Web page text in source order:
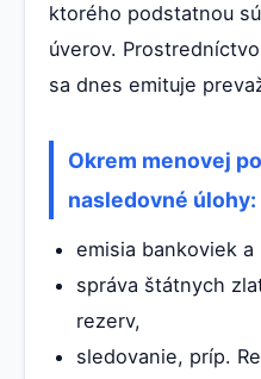
ktorého podstatnou
úverov.
sa dnes emituje
Okrem menovej
nasledovné úlohy:
emisia bankoviek a
správa štátnych
rezerv,
sledovanie, príp.